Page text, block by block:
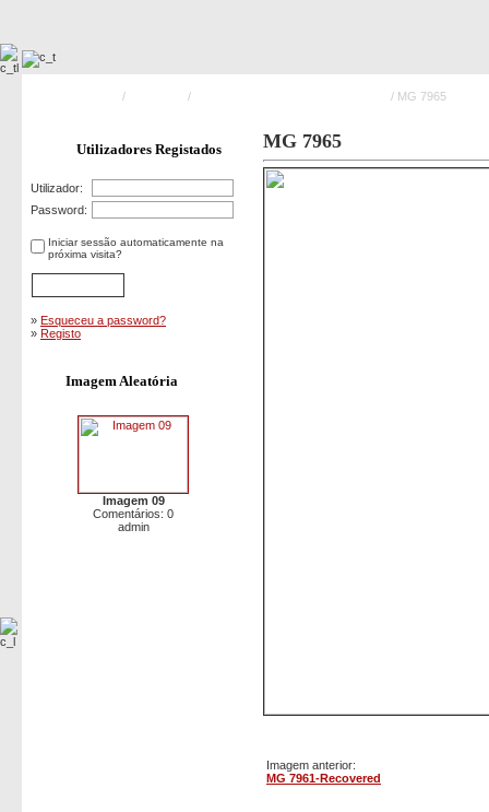
/ / / MG 7965
Utilizadores Registados
Utilizador:
Password:
Iniciar sessão automaticamente na
próxima visita?
» Esqueceu a password?
» Registo
Imagem Aleatória
Imagem 09
Comentários: 0
admin
MG 7965
Imagem anterior:
MG 7961-Recovered